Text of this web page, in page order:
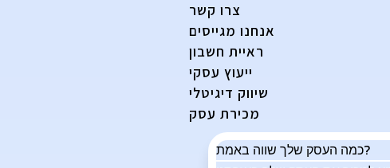
צרו קשר
אנחנו מגייסים
ראיית חשבון
ייעוץ עסקי
שיווק דיגיטלי
מכירת עסק
כמה העסק שלך שווה באמת?